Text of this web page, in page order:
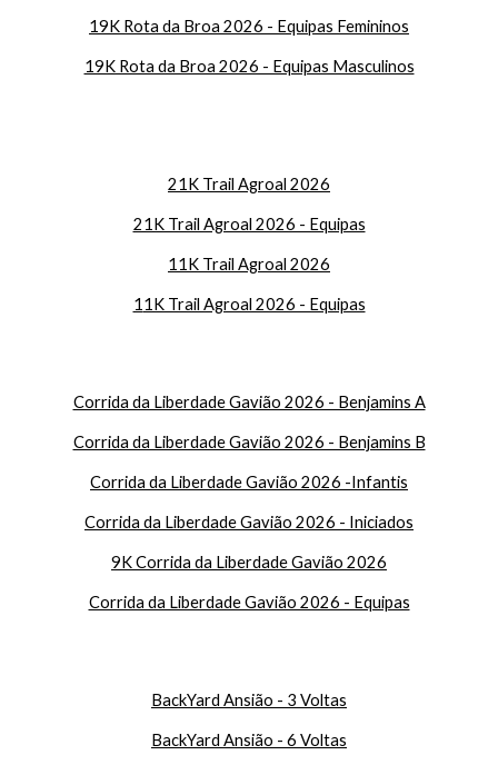
19K Rota da Broa 2026 - Equipas Femininos
19K Rota da Broa 2026 - Equipas Masculinos
21K Trail Agroal 2026
21K Trail Agroal 2026 - Equipas
11K Trail Agroal 2026
11K Trail Agroal 2026 - Equipas
Corrida da Liberdade Gavião 2026 - Benjamins A
Corrida da Liberdade Gavião 2026 - Benjamins B
Corrida da Liberdade Gavião 2026 -Infantis
Corrida da Liberdade Gavião 2026 - Iniciados
9K Corrida da Liberdade Gavião 2026
Corrida da Liberdade Gavião 2026 - Equipas
BackYard Ansião - 3 Voltas
BackYard Ansião - 6 Voltas